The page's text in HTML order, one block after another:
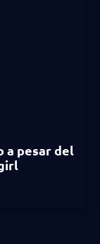
a pesar del